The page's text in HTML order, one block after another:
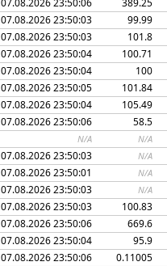
07.08.2026 23:50:06
389.25
07.08.2026 23:50:03
99.99
07.08.2026 23:50:03
101.8
07.08.2026 23:50:04
100.71
07.08.2026 23:50:04
100
07.08.2026 23:50:05
101.84
07.08.2026 23:50:04
105.49
07.08.2026 23:50:06
58.5
N/A N/A
07.08.2026 23:50:03 N/A
07.08.2026 23:50:01 N/A
07.08.2026 23:50:03 N/A
07.08.2026 23:50:03
100.83
07.08.2026 23:50:06
669.6
07.08.2026 23:50:04
95.9
07.08.2026 23:50:06
0.11005